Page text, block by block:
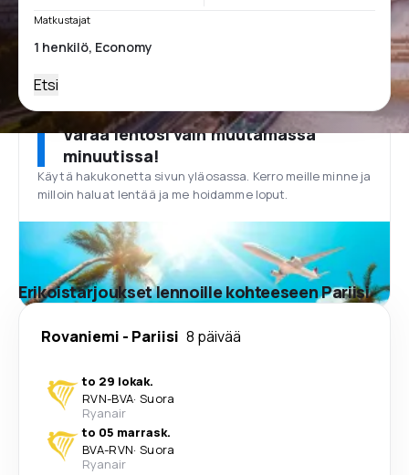
Matkustajat
Etsi
Varaa lentosi vain muutamassa
minuutissa!
Käytä hakukonetta sivun yläosassa. Kerro meille minne ja
milloin haluat lentää ja me hoidamme loput.
Erikoistarjoukset lennoille kohteeseen Pariisi
Rovaniemi - Pariisi 8 päivää
to 29 lokak.
RVN-BVA· Suora
Ryanair
to 05 marrask.
BVA-RVN· Suora
Ryanair